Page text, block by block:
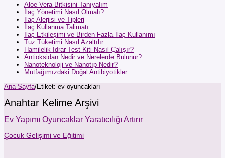
Aloe Vera Bitkisini Tanıyalım
İlaç Yönetimi Nasıl Olmalı?
İlaç Alerjisi ve Tipleri
İlaç Kullanma Talimatı
İlaç Etkileşimi ve Birden Fazla İlaç Kullanımı
Tuz Tüketimi Nasıl Azaltılır
Hamilelik İdrar Test Kiti Nasıl Çalışır?
Antioksidan Nedir ve Nerelerde Bulunur?
Nanoteknoloji ve Nanotıp Nedir?
Mutfağımızdaki Doğal Antibiyotikler
Ana Sayfa/Etiket: ev oyuncakları
Anahtar Kelime Arşivi
Ev Yapımı Oyuncaklar Yaratıcılığı Artırır
Çocuk Gelişimi ve Eğitimi